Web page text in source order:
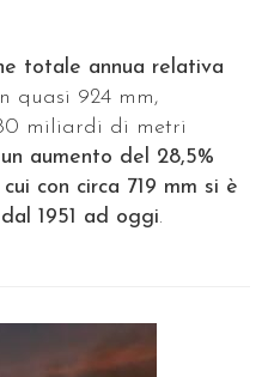
totale annua relativa
quasi 924 mm,
miliardi di metri
aumento del 28,5%
con circa 719 mm si è
1951 ad oggi.